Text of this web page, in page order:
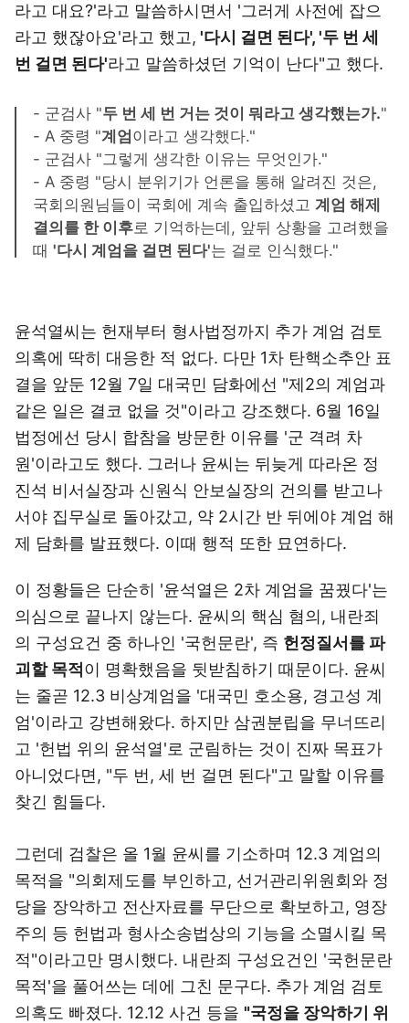
라고 대요?'라고 말씀하시면서 '그러게 사전에 잡으
라고 했잖아요'라고 했고, '다시 걸면 된다', '두 번 세
번 걸면 된다'라고 말씀하셨던 기억이 난다"고 했다.
- 군검사 "두 번 세 번 거는 것이 뭐라고 생각했는가."
- A 중령 "계엄 이라고 생각했다."
- 군검사 "그렇게 생각한 이유는 무엇인가."
- A 중령 "당시 분위기가 언론을 통해 알려진 것은,
국회의원님들이 국회에 계속 출입하셨고 계엄 해제
결의를 한 이후로 기억하는데, 앞뒤 상황을 고려했을
때 '다시 계엄을 걸면 된다'는 걸로 인식했다."
윤석열씨는 헌재부터 형사법정까지 추가 계엄 검토
의혹에 딱히 대응한 적 없다. 다만 1차 탄핵소추안 표
결을 앞둔 12월 7일 대국민 담화에선 "제2의 계엄과
같은 일은 결코 없을 것"이라고 강조했다. 6월 16일
법정에선 당시 합참을 방문한 이유를 '군 격려 차
원'이라고도 했다. 그러나 윤씨는 뒤늦게 따라온 정
진석 비서실장과 신원식 안보실장의 건의를 받고나
서야 집무실로 돌아갔고, 약 2시간 반 뒤에야 계엄 해
제 담화를 발표했다. 이때 행적 또한 묘연하다.
이 정황들은 단순히 '윤석열은 2차 계엄을 꿈꿨다'는
의심으로 끝나지 않는다. 윤씨의 핵심 혐의, 내란죄
의 구성요건 중 하나인 '국헌문란', 즉 헌정질서를 파
괴할 목적 이 명확했음을 뒷받침하기 때문이다. 윤씨
는 줄곧 12.3 비상계엄을 '대국민 호소용, 경고성 계
엄'이라고 강변해왔다. 하지만 삼권분립을 무너뜨리
고 '헌법 위의 윤석열'로 군림하는 것이 진짜 목표가
아니었다면, "두 번, 세 번 걸면 된다"고 말할 이유를
찾긴 힘들다.
그런데 검찰은 올 1월 윤씨를 기소하며 12.3 계엄의
목적을 "의회제도를 부인하고, 선거관리위원회와 정
당을 장악하고 전산자료를 무단으로 확보하고, 영장
주의 등 헌법과 형사소송법상의 기능을 소멸시킬 목
적"이라고만 명시했다. 내란죄 구성요건인 '국헌문란
목적'을 풀어쓰는 데에 그친 문구다. 추가 계엄 검토
의혹도 빠졌다. 12.12 사건 등을 "국정을 장악하기 위